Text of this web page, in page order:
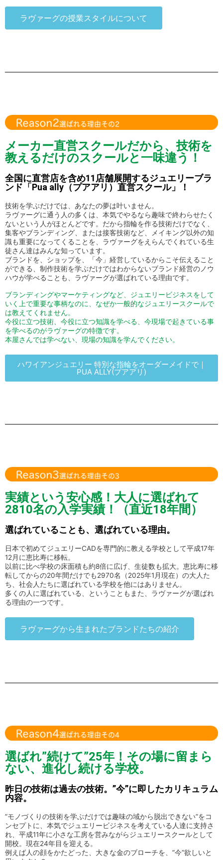
ラヴァーグの授業スタイルについて
メーカー直営スクールだから、技術を
教えるだけのスクールと一味違う！
全国に直営店を含め11店舗展開するジュエリーブラ
ンド「Pua ally（プアアリ）直営スクール」！
技術を学ぶだけでは、あなたの夢は叶いません。
ラヴァーグに通う人の多くは、本気でやるなら趣味で終わらせたく
ないという人がほとんどです。だから指輪を作る技術だけでなく、
集客やブランディング、または接客技術など、メイキング以外の知
識も重要になってくることを、ラヴァーグをえらんでくれている生
徒さん達はみんな知っています。
ブランドを、ショップを、「今」経営しているからこそ伝えること
ができる、制作技術を学ぶだけではわからないブランド経営のノウ
ハウが学べることも、ラヴァーグが選ばれている理由です。
ブランディングやマーケティングなど、ジュエリービジネスをして
いく上で重要な事柄なのに、なぜか一般的なジュエリースクールで
は教えてくれません。
今役に立つ技術、今役に立つ知識を学べる、今現場で起きている事
を学べるのがラヴァーグの特徴です。
本屋さんでは学べない、現場の知識を学んでください。
ハワイアンジュエリー 特別な指輪をオーダーメイドで｜
PUA ALLY(プアアリ)
実績という安心感！大人に選ばれて
2810名の入学実績！（直近18年間）
選ばれていることも、選ばれている理由。
日本で初めてジュエリーCADを専門的に教える学校として平成17年
12月に恵比寿に移転。
以前に比べ学校の床面積も約8倍に広げ、生徒数も拡大。恵比寿に移
転してからの20年間だけでも2970名（2025年1月現在）の大人た
ち、社会人たちに選ばれている学校を他にはありません。
多くの人に選ばれている、ということもまた、ラヴァーグが選ばれ
る理由の一つです。
ラヴァーグから生まれたブランドたちの紹介
選ばれ”続けて”25年！その場に留まら
ない、進化し続ける学校。
昨日の技術は過去の技術。”今”に即したカリキュラム
内容。
”モノづくりの技術を学ぶだけでは趣味の域から脱出できない”をコ
ンセプトに、本気でジュエリービジネスを考えている人達に支持さ
れ、平成11年に小さな工房を営みながらジュエリースクールとして
開校。現在24年目を迎える。
例えば人の顔をかたどった、大きな金のブローチを、”今”欲しいと